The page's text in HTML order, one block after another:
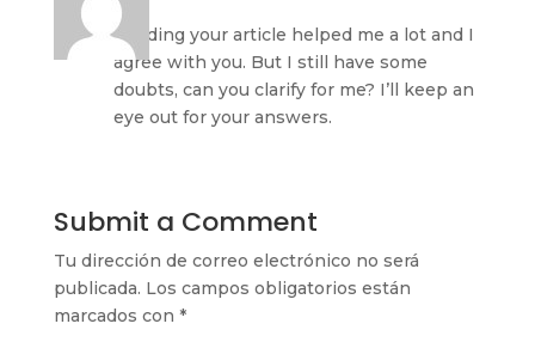
Reading your article helped me a lot and I
agree with you. But I still have some
doubts, can you clarify for me? I’ll keep an
eye out for your answers.
Submit a Comment
Tu dirección de correo electrónico no será
publicada. Los campos obligatorios están
marcados con *